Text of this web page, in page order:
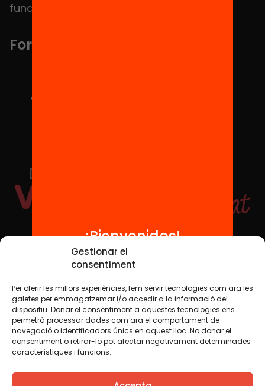
Gestionar el
consentiment
Per oferir les millors experiències, fem servir tecnologies com ara les
galetes per emmagatzemar i/o accedir a la informació del
dispositiu. Donar el consentiment a aquestes tecnologies ens
permetrà processar dades com ara el comportament de
navegació o identificadors únics en aquest lloc. No donar el
consentiment o retirar-lo pot afectar negativament determinades
característiques i funcions.
fundacio@equitat.org
Formamos parte de...
Redes sociales
TWT YTB IG FB IN
Aviso legalPolítica de cookies
Creemos que el conocimiento debe compartirse. Por eso
¡Bienvenidos!